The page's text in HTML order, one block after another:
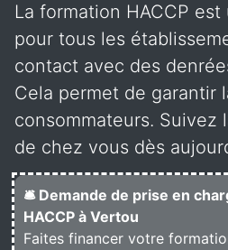
La formation HACCP
pour tous les
contact avec des
Cela permet de garantir
consommateurs. Suivez
de chez vous dès
🛎️ Demande de prise en
HACCP à Vertou
Faites financer votre